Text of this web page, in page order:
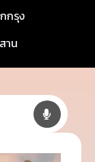
กรุง
าน